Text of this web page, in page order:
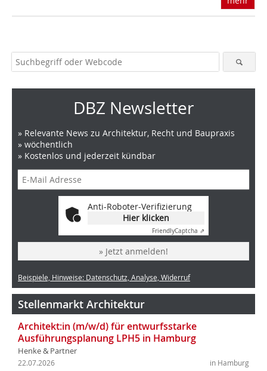
DBZ Newsletter
» Relevante News zu Architektur, Recht und Baupraxis
» wöchentlich
» Kostenlos und jederzeit kündbar
Anti-Roboter-Verifizierung
Hier klicken
FriendlyCaptcha ⇗
» Jetzt anmelden!
Beispiele, Hinweise: Datenschutz, Analyse, Widerruf
Stellenmarkt Architektur
Architekt:in (m/w/d) für entwurfsstarke
Ausführungsplanung LPH5 in Hamburg
Henke & Partner
in Hamburg
22.07.2026